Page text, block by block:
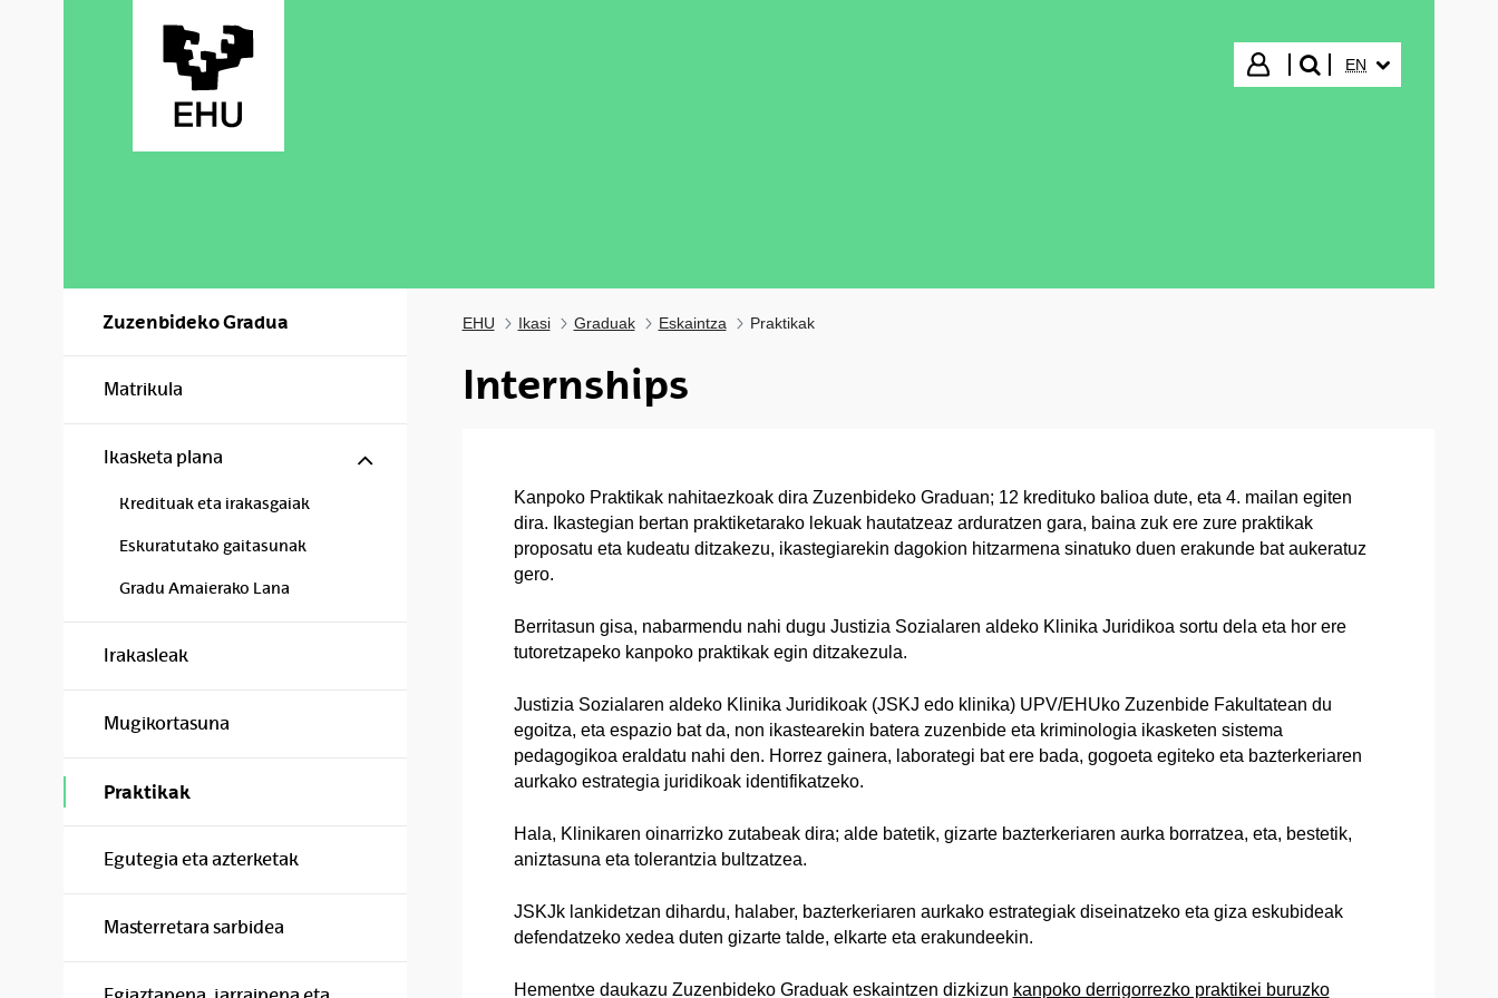
Login
search"
EN
Zuzenbideko Gradua
Matrikula
Ikasketa plana Show/hide subpages
Kredituak eta irakasgaiak
Eskuratutako gaitasunak
Gradu Amaierako Lana
Irakasleak
Mugikortasuna
Praktikak
Egutegia eta azterketak
Masterretara sarbidea
EHU Ikasi Graduak Eskaintza Praktikak
Internships
Kanpoko Praktikak nahitaezkoak dira Zuzenbideko Graduan; 12 kredituko balioa dute, eta 4. mailan egiten
dira. Ikastegian bertan praktiketarako lekuak hautatzeaz arduratzen gara, baina zuk ere zure praktikak
proposatu eta kudeatu ditzakezu, ikastegiarekin dagokion hitzarmena sinatuko duen erakunde bat aukeratuz
gero.
Berritasun gisa, nabarmendu nahi dugu Justizia Sozialaren aldeko Klinika Juridikoa sortu dela eta hor ere
tutoretzapeko kanpoko praktikak egin ditzakezula.
Justizia Sozialaren aldeko Klinika Juridikoak (JSKJ edo klinika) UPV/EHUko Zuzenbide Fakultatean du
egoitza, eta espazio bat da, non ikastearekin batera zuzenbide eta kriminologia ikasketen sistema
pedagogikoa eraldatu nahi den. Horrez gainera, laborategi bat ere bada, gogoeta egiteko eta bazterkeriaren
aurkako estrategia juridikoak identifikatzeko.
Hala, Klinikaren oinarrizko zutabeak dira; alde batetik, gizarte bazterkeriaren aurka borratzea, eta, bestetik,
aniztasuna eta tolerantzia bultzatzea.
JSKJk lankidetzan dihardu, halaber, bazterkeriaren aurkako estrategiak diseinatzeko eta giza eskubideak
defendatzeko xedea duten gizarte talde, elkarte eta erakundeekin.
Hementxe daukazu Zuzenbideko Graduak eskaintzen dizkizun kanpoko derrigorrezko praktikei buruzko